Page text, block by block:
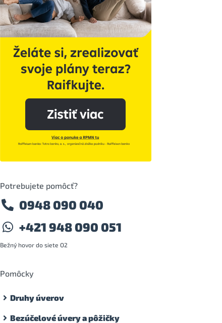
Potrebujete pomôcť?
0948 090 040
+421 948 090 051
Bežný hovor do siete O2
Pomôcky
Druhy úverov
Bezúčelové úvery a pôžičky